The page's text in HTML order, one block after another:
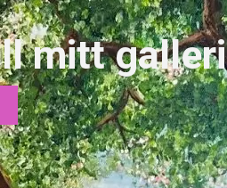
mitt galleri